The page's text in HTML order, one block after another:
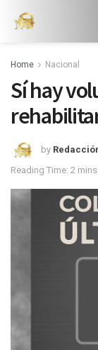
Home Nacional
Sí hay
by
Reading Time: 2